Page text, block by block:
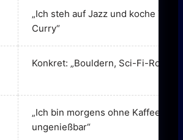
„Ich steh auf Jazz und koche Thai-
Curry“
Konkret: „Bouldern, Sci-Fi-
„Ich bin morgens ohne Kaffee
ungenießbar“